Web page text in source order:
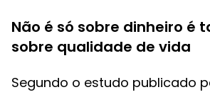
Não é só sobre dinheiro é
sobre qualidade de vida
Segundo o estudo publicado